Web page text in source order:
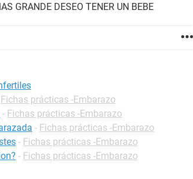
GRANDE DESEO TENER UN BEBE
Fichas prácticas -Embarazo
- Fichas prácticas -Embarazo
- Fichas prácticas -Embarazo
- Fichas prácticas -Embarazo
- Fichas prácticas -Embarazo